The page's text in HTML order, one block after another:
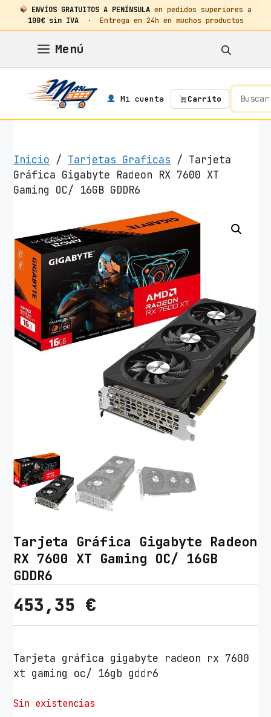
ENVÍOS GRATUITOS A PENÍNSULA en pedidos superiores a
100€ sin IVA· Entrega en 24h en muchos productos
contenido
Menú
Mi cuenta Carrito
Inicio / Tarjetas Graficas / Tarjeta
Gráfica Gigabyte Radeon RX 7600 XT
Gaming OC/ 16GB GDDR6
Tarjeta Gráfica Gigabyte Radeon
RX 7600 XT Gaming OC/ 16GB
GDDR6
453,35 €
Tarjeta gráfica gigabyte radeon rx 7600
xt gaming oc/ 16gb gddr6
Sin existencias